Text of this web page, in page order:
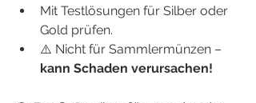
Mit Testlösungen für Silber oder
Gold prüfen.
⚠️ Nicht für Sammlermünzen –
kann Schaden verursachen!